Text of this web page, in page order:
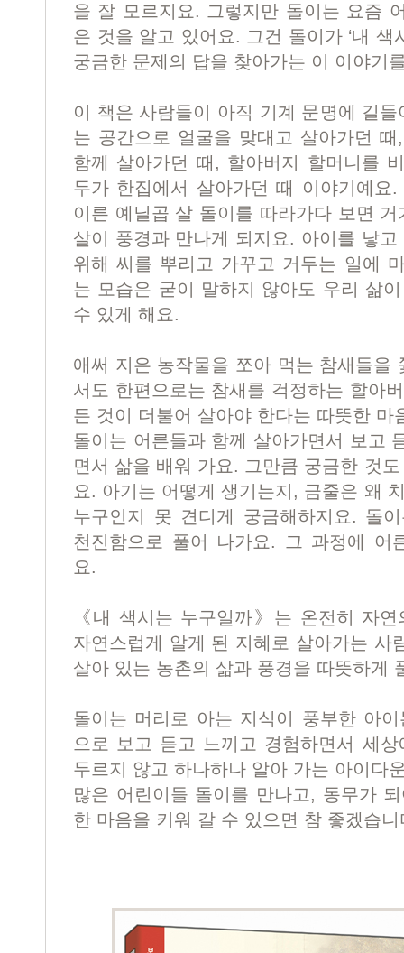
을 잘 모르지요. 그렇지만 돌이는 요즘
은 것을 알고 있어요. 그건 돌이가 ‘내 색
궁금한 문제의 답을 찾아가는 이 이야기
이 책은 사람들이 아직 기계 문명에 길
는 공간으로 얼굴을 맞대고 살아가던
함께 살아가던 때, 할아버지 할머니를
두가 한집에서 살아가던 때 이야기예요
이른 예닐곱 살 돌이를 따라가다 보면
살이 풍경과 만나게 되지요. 아이를 낳
위해 씨를 뿌리고 가꾸고 거두는 일에
는 모습은 굳이 말하지 않아도 우리 삶
수 있게 해요.
애써 지은 농작물을 쪼아 먹는 참새들을
서도 한편으로는 참새를 걱정하는 할아
든 것이 더불어 살아야 한다는 따뜻한 마
돌이는 어른들과 함께 살아가면서 보고
면서 삶을 배워 가요. 그만큼 궁금한 것
요. 아기는 어떻게 생기는지, 금줄은 왜
누구인지 못 견디게 궁금해하지요. 돌
천진함으로 풀어 나가요. 그 과정에 어
요.
《내 색시는 누구일까》는 온전히 자
자연스럽게 알게 된 지혜로 살아가는 사
살아 있는 농촌의 삶과 풍경을 따뜻하게
돌이는 머리로 아는 지식이 풍부한 아
으로 보고 듣고 느끼고 경험하면서 세
두르지 않고 하나하나 알아 가는 아이다
많은 어린이들 돌이를 만나고, 동무가
한 마음을 키워 갈 수 있으면 참 좋겠습니